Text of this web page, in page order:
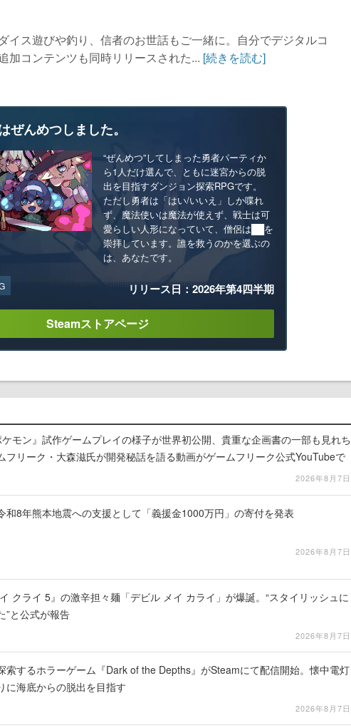
イス遊びや釣り、信者のお世話もご一緒に。自分でデジタルコ
加コンテンツも同時リリースされた... [続きを読む]
ぜんめつしました。
“ぜんめつ”してしまった勇者パーティか
ら1人だけ選んで、ともに迷宮からの脱
出を目指すダンジョン探索RPGです。
ただし勇者は「はい/いいえ」しか喋れ
ず、魔法使いは魔法が使えず、戦士は可
愛らしい人形になっていて、僧侶は██を
崇拝しています。誰を救うのかを選ぶの
は、あなたです。
リリース日：2026年第4四半期
Steamストアページ
ケモン』試作ゲームプレイの様子が世界初公開、貴重な企画書の一部も見れち
フリーク・大森滋氏が開発秘話を語る動画がゲームフリーク公式YouTubeで
2026年8月7日
和8年熊本地震への支援として「義援金1000万円」の寄付を発表
2026年8月7日
イ クライ 5』の激辛担々麺「デビル メイ カライ」が爆誕。“スタイリッシュに
”と公式が報告
2026年8月7日
索するホラーゲーム『Dark of the Depths』がSteamにて配信開始。懐中電灯
に海底からの脱出を目指す
2026年8月7日